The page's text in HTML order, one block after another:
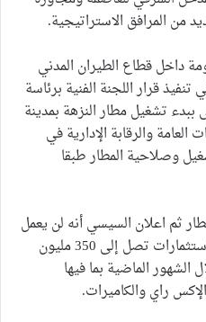
من المرافق الاستراتيجية.
داخل قطاع الطيران المدني
قرار اللجنة الفنية برئاسة
تشغيل مطار النزهة بمدينة
والرقابة الإدارية في
وصلاحية المطار طبقا
ثم اعلان السيسي أنه لن يعمل
نهائيا لأسباب خاصة بعد أن أهدر استثمارات تصل إلى 350 مليون
الشهور الماضية بما فيها
راي والكاميرات.